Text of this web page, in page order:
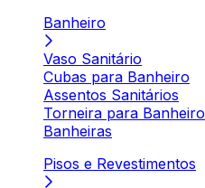
Banheiro
Vaso Sanitário
Cubas para Banheiro
Assentos Sanitários
Torneira para Banheiro
Banheiras
Pisos e Revestimentos